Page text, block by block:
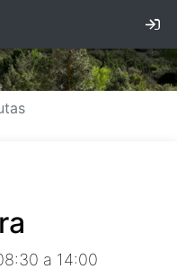
a 14:00